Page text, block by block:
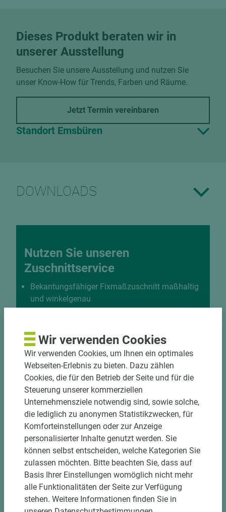
Dieses Produkt beraten wir in
unserer Ausstellung
Besuchen Sie unsere Ausstellung und nutzen Sie
unser Know-How für Trends, Farben und Räume.
Jetzt Termin vereinbaren
Standort Emsbüren
DOWNLOADS
Nutzen Sie unseren
Zuschnittservice
Bekantungsfähiger Fixmaßzuschnitt maßhaltig
und winkelgenau
Hohe und präzise Leistung durch
Einzelteiletikettierung auf Wunsch möglich
Materialschonende und kundengerechte
Verpackung der Fixmaße
Jetzt Zuschnitt anfragen
Wir verwenden Cookies
Wir verwenden Cookies, um Ihnen ein optimales
Webseiten-Erlebnis zu bieten. Dazu zählen
Cookies, die für den Betrieb der Seite und für die
Steuerung unserer kommerziellen
Unternehmensziele notwendig sind, sowie solche,
die lediglich zu anonymen Statistikzwecken, für
Komforteinstellungen oder zur Anzeige
personalisierter Inhalte genutzt werden. Sie
können selbst entscheiden, welche Kategorien Sie
zulassen möchten. Bitte beachten Sie, dass auf
Basis Ihrer Einstellungen womöglich nicht mehr
alle Funktionalitäten der Seite zur Verfügung
stehen. Weitere Informationen finden Sie in